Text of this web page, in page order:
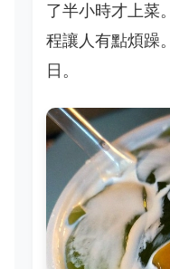
了半小時才上菜
程讓人有點煩躁
日。